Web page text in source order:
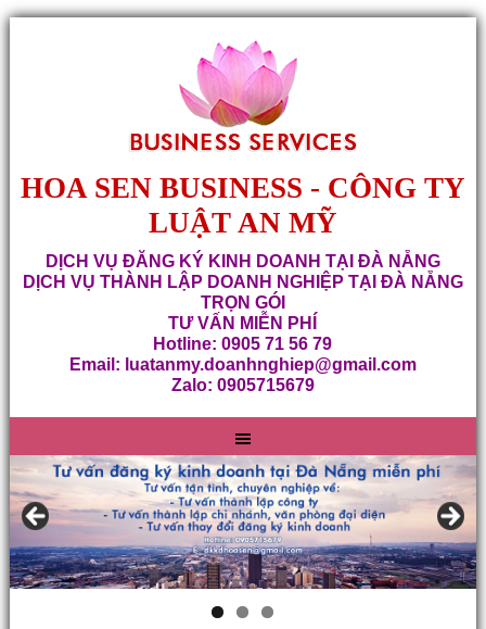
HOA SEN BUSINESS - CÔNG TY
LUẬT AN MỸ
DỊCH VỤ ĐĂNG KÝ KINH DOANH TẠI ĐÀ NẴNG
DỊCH VỤ THÀNH LẬP DOANH NGHIỆP TẠI ĐÀ NẴNG
TRỌN GÓI
TƯ VẤN MIỄN PHÍ
Hotline: 0905 71 56 79
Email: luatanmy.doanhnghiep@gmail.com
Zalo: 0905715679